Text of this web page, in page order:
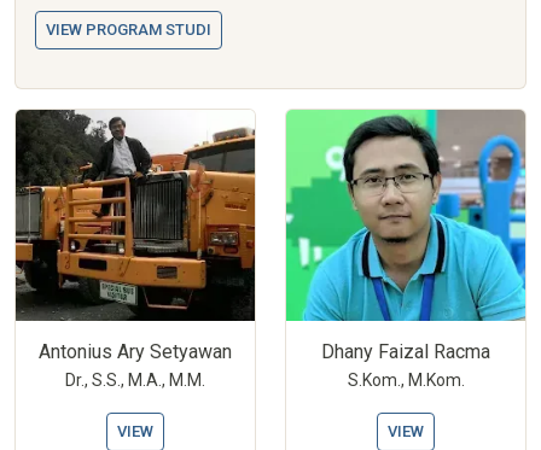
VIEW PROGRAM STUDI
Antonius Ary Setyawan
Dr., S.S., M.A., M.M.
VIEW
Dhany Faizal Racma
S.Kom., M.Kom.
VIEW